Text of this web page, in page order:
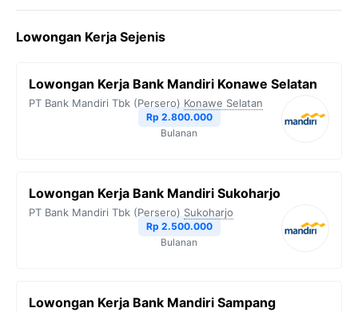
Lowongan Kerja Sejenis
Lowongan Kerja Bank Mandiri Konawe Selatan
PT Bank Mandiri Tbk (Persero) Konawe Selatan
Rp 2.800.000
Bulanan
Lowongan Kerja Bank Mandiri Sukoharjo
PT Bank Mandiri Tbk (Persero) Sukoharjo
Rp 2.500.000
Bulanan
Lowongan Kerja Bank Mandiri Sampang